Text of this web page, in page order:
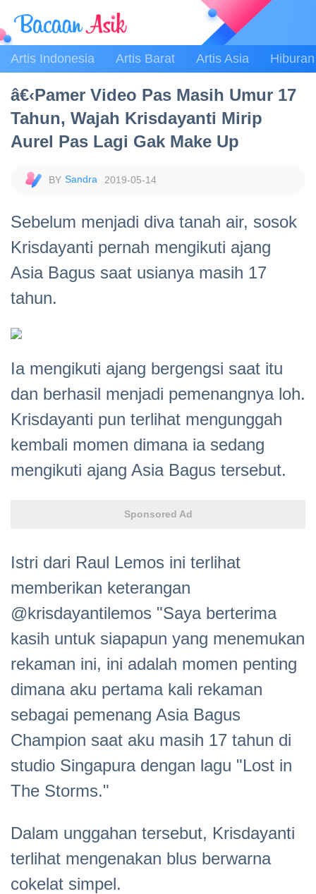
Artis Indonesia Artis Barat Artis Asia Hiburan
â€‹Pamer Video Pas Masih Umur 17
Tahun, Wajah Krisdayanti Mirip
Aurel Pas Lagi Gak Make Up
Sandra 2019-05-14
Sebelum menjadi diva tanah air, sosok
Krisdayanti pernah mengikuti ajang
Asia Bagus saat usianya masih 17
tahun.
Ia mengikuti ajang bergengsi saat itu
dan berhasil menjadi pemenangnya loh.
Krisdayanti pun terlihat mengunggah
kembali momen dimana ia sedang
mengikuti ajang Asia Bagus tersebut.
Sponsored Ad
Istri dari Raul Lemos ini terlihat
memberikan keterangan
@krisdayantilemos "Saya berterima
kasih untuk siapapun yang menemukan
rekaman ini, ini adalah momen penting
dimana aku pertama kali rekaman
sebagai pemenang Asia Bagus
Champion saat aku masih 17 tahun di
studio Singapura dengan lagu "Lost in
The Storms."
Dalam unggahan tersebut, Krisdayanti
terlihat mengenakan blus berwarna
cokelat simpel.